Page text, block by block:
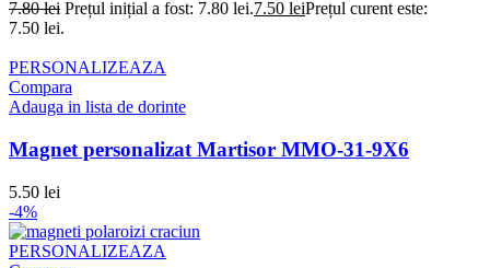
7.80lei Prețul inițial a fost: 7.80 lei.7.50 leiPrețul curent este:
7.50 lei.
PERSONALIZEAZA
Compara
Adauga in lista de dorinte
Magnet personalizat Martisor MMO-31-9X6
5.50 lei
-4%
PERSONALIZEAZA